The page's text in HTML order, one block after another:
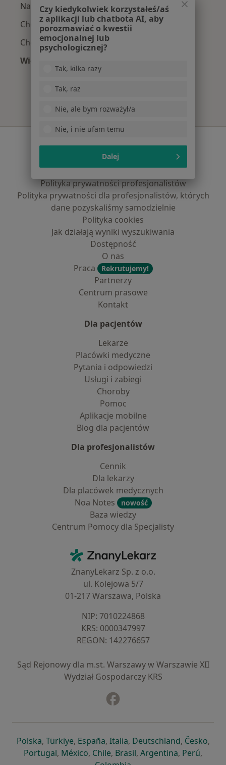
Nadciśnienie tętnicze w Włocławku
Choroba niedokrwienna serca w Włocławku
Choroba wieńcowa w Włocławku
Więcej (13)
Więcej w kategorii: Najczęście leczone
Regulamin
Polityka prywatności pacjentów
Polityka prywatności profesjonalistów
Polityka prywatności dla profesjonalistów, których
dane pozyskaliśmy samodzielnie
Polityka cookies
Jak działają wyniki wyszukiwania
Dostępność
O nas
Praca
Rekrutujemy!
Partnerzy
Centrum prasowe
Kontakt
Dla pacjentów
Lekarze
Placówki medyczne
Pytania i odpowiedzi
Usługi i zabiegi
Choroby
Pomoc
Aplikacje mobilne
Blog dla pacjentów
Dla profesjonalistów
Cennik
Dla lekarzy
Dla placówek medycznych
Noa Notes
nowość
Baza wiedzy
Centrum Pomocy dla Specjalisty
ZnanyLekarz - Strona główna
ZnanyLekarz Sp. z o.o.
ul. Kolejowa 5/7
01-217 Warszawa, Polska
NIP: ⁠7010224868
KRS: ⁠0000347997
REGON: ⁠142276657
Sąd Rejonowy dla m.st. Warszawy w Warszawie XII
Wydział Gospodarczy KRS
Polskaotwiera się w nowej karcie
, Türkiyeotwiera się w nowej karcie
, Españaotwiera się w nowej karcie
, Italiaotwiera się w nowej
, Deutschlandotwiera się
, Česko,
Portugalotwiera się w nowej karcie
, Méxicootwiera się w nowej karcie
, Chileotwiera się w nowej karcie
, Brasilotwiera się w nowej
, Argentinaotwiera się
, Perú,
Czy kiedykolwiek korzystałeś/aś
z aplikacji lub chatbota AI, aby
porozmawiać o kwestii
emocjonalnej lub
psychologicznej?
Tak, kilka razy
Tak, raz
Nie, ale bym rozważył/a
Nie, i nie ufam temu
Dalej